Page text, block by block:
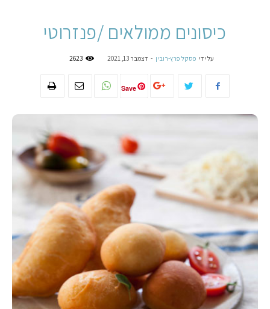
כיסונים ממולאים /פנזרוטי
על ידי פסקל פרץ-רובין - דצמבר 13, 2021 2623
Save